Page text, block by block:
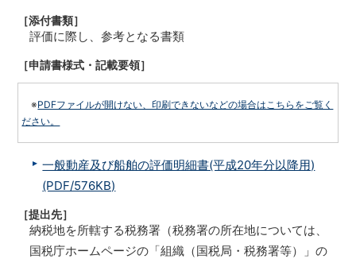
［添付書類］
評価に際し、参考となる書類
［申請書様式・記載要領］
※PDFファイルが開けない、印刷できないなどの場合はこちらをご覧く
ださい。
一般動産及び船舶の評価明細書(平成20年分以降用)
(PDF/576KB)
［提出先］
納税地を所轄する税務署（税務署の所在地については、
国税庁ホームページの「組織（国税局・税務署等）」の